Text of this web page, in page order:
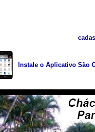
Instale o Aplicativo São